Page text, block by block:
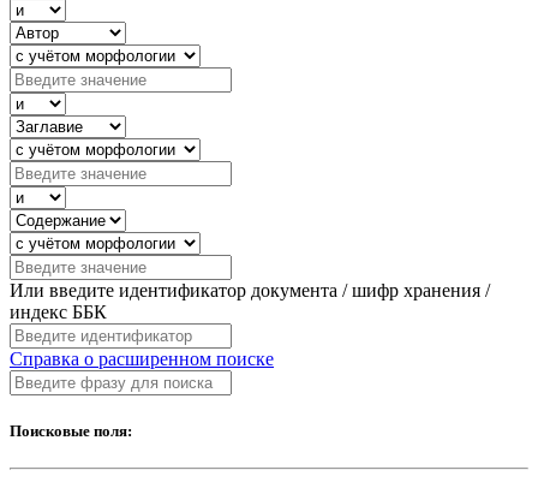
Или введите идентификатор документа / шифр хранения /
индекс ББК
Справка о расширенном поиске
Поисковые поля: